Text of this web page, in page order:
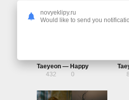
Taeyeon — Happy
432
0
novyeklipy.ru
Would like to send you